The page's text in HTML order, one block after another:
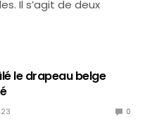
Il s’agit de deux
le drapeau belge
0